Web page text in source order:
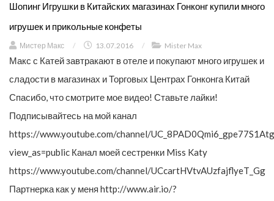
Шопинг Игрушки в Китайских магазинах Гонконг купили много
игрушек и прикольные конфеты
Мистер Макс / 13.07.2016 / Mister Max
Макс с Катей завтракают в отеле и покупают много игрушек и
сладости в магазинах и Торговых Центрах Гонконга Китай
Спасибо, что смотрите мое видео! Ставьте лайки!
Подписывайтесь на мой канал
https://www.youtube.com/channel/
view_as=public Канал моей сестренки Miss Katy
https://www.youtube.com/channel/UCcartHVtvAUzfajflyeT_Gg
Партнерка как у меня http://www.air.io/?